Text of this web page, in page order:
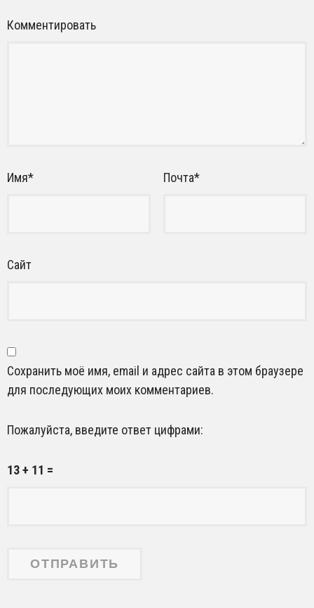
Комментировать
Имя* Почта*
Сайт
Сохранить моё имя, email и адрес сайта в этом браузере
для последующих моих комментариев.
Пожалуйста, введите ответ цифрами:
13 + 11 =